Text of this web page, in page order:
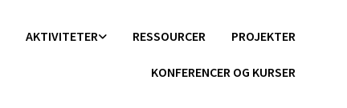
AKTIVITETER RESSOURCER PROJEKTER
KONFERENCER OG KURSER